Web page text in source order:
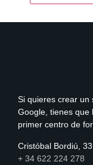
Si quieres crear un
Google, tienes que
primer centro de
Cristóbal Bordiú,
+ 34 622 224 278